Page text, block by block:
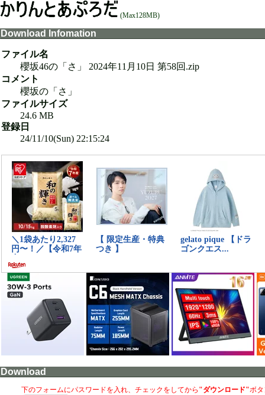
(Max128MB)
Download Infomation
ファイル名
櫻坂46の「さ」 2024年11月10日 第58回.zip
コメント
櫻坂の「さ」
ファイルサイズ
24.6 MB
登録日
24/11/10(Sun) 22:15:24
Download
下のフォームにパスワードを入れ、チェックをしてから "ダウンロード"ボ